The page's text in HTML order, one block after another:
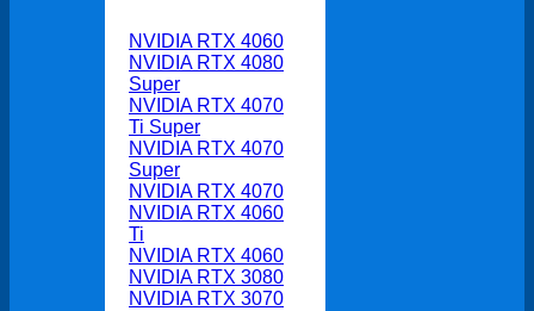
NVIDIA RTX 4060
NVIDIA RTX 4080
Super
NVIDIA RTX 4070
Ti Super
NVIDIA RTX 4070
Super
NVIDIA RTX 4070
NVIDIA RTX 4060
Ti
NVIDIA RTX 4060
NVIDIA RTX 3080
NVIDIA RTX 3070